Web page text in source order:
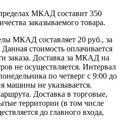
МКАД составит 350
заказываемого товара.
МКАД составляет 20 руб., за
стоимость оплачивается
заказа. Доставка за МКАД на
не осуществляется. Интервал
по четверг с 9:00 до
машины не указывается.
Доставка в торговые,
территории (в том числе
до главного входа,